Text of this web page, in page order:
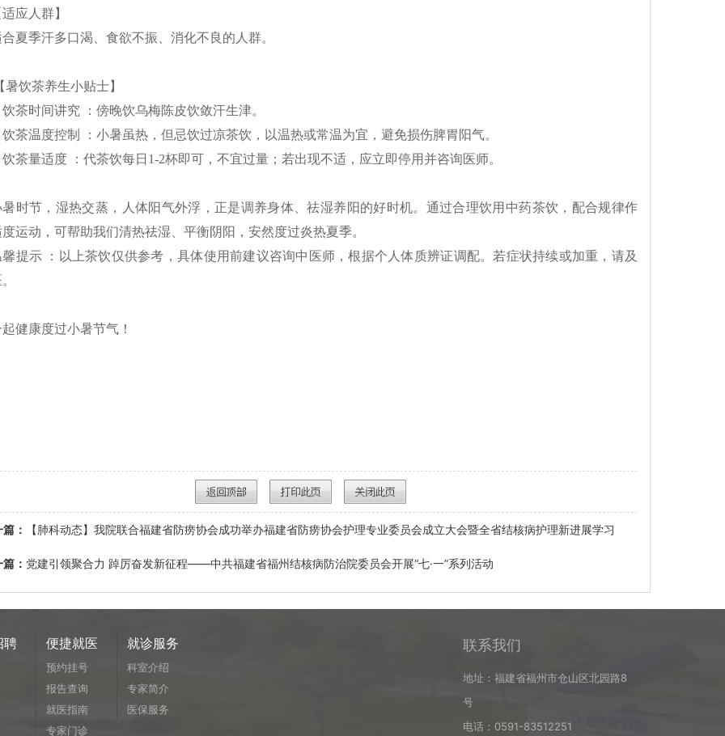
应人群】
夏季汗多口渴、食欲不振、消化不良的人群。
饮茶养生小贴士】
饮茶时间讲究 ：傍晚饮乌梅陈皮饮敛汗生津。
饮茶温度控制 ：小暑虽热，但忌饮过凉茶饮，以温热或常温为宜，避免损伤脾胃阳气。
饮茶量适度 ：代茶饮每日1-2杯即可，不宜过量；若出现不适，应立即停用并咨询医师。
暑时节，湿热交蒸，人体阳气外浮，正是调养身体、祛湿养阳的好时机。通过合理饮用中药茶饮，配合规律作
运动，可帮助我们清热祛湿、平衡阴阳，安然度过炎热夏季。
馨提示 ：以上茶饮仅供参考，具体使用前建议咨询中医师，根据个人体质辨证调配。若症状持续或加重，请及
健康度过小暑节气！
： 【肺科动态】我院联合福建省防痨协会成功举办福建省防痨协会护理专业委员会成立大会暨全省结核病护理新进展学习
： 党建引领聚合力 踔厉奋发新征程——中共福建省福州结核病防治院委员会开展“七·一”系列活动
聘 便捷就医
预约挂号
报告查询
就医指南
专家门诊
就诊服务
科室介绍
专家简介
医保服务
联系我们
地址：福建省福州市仓山区北园路8
号
电话：0591-83512251